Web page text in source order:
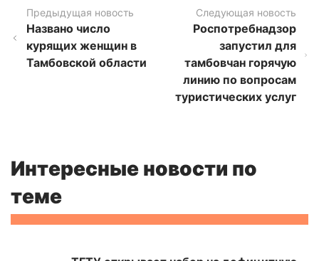
Предыдущая новость
Названо число
курящих женщин в
Тамбовской области
Следующая новость
Роспотребнадзор
запустил для
тамбовчан горячую
линию по вопросам
туристических услуг
Интересные новости по
теме